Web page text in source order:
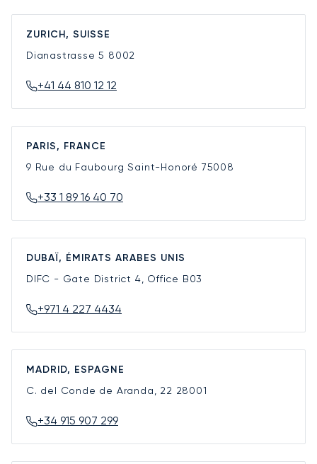
ZURICH, SUISSE
Dianastrasse 5 8002
+41 44 810 12 12
PARIS, FRANCE
9 Rue du Faubourg Saint-Honoré 75008
+33 1 89 16 40 70
DUBAÏ, ÉMIRATS ARABES UNIS
DIFC - Gate District 4, Office B03
+971 4 227 4434
MADRID, ESPAGNE
C. del Conde de Aranda, 22 28001
+34 915 907 299